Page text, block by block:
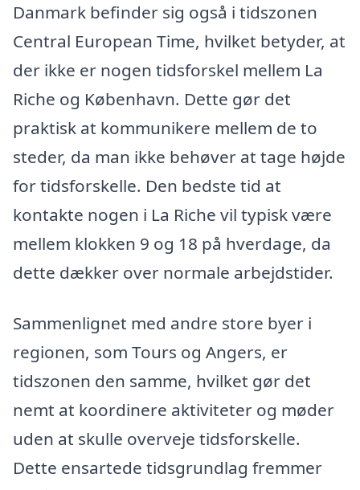
Danmark befinder sig også i tidszonen
Central European Time, hvilket betyder, at
der ikke er nogen tidsforskel mellem La
Riche og København. Dette gør det
praktisk at kommunikere mellem de to
steder, da man ikke behøver at tage højde
for tidsforskelle. Den bedste tid at
kontakte nogen i La Riche vil typisk være
mellem klokken 9 og 18 på hverdage, da
dette dækker over normale arbejdstider.
Sammenlignet med andre store byer i
regionen, som Tours og Angers, er
tidszonen den samme, hvilket gør det
nemt at koordinere aktiviteter og møder
uden at skulle overveje tidsforskelle.
Dette ensartede tidsgrundlag fremmer